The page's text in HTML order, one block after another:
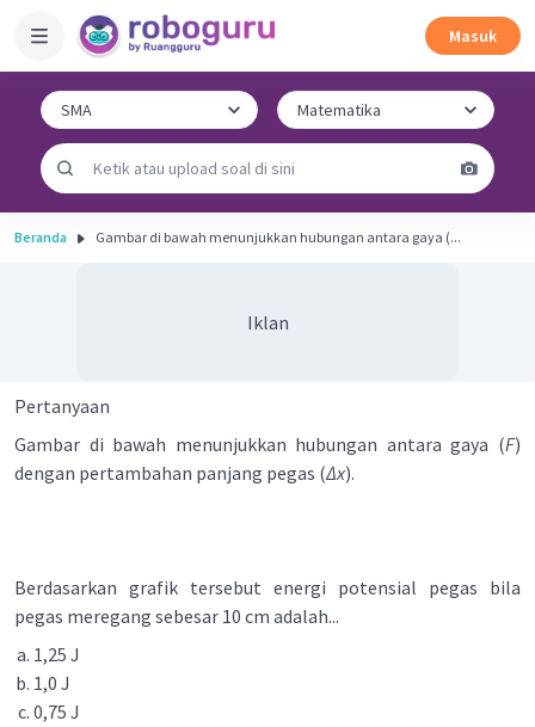
Masuk
Beranda Gambar di bawah menunjukkan hubungan antara gaya (...
Iklan
Pertanyaan
Gambar di bawah menunjukkan hubungan antara gaya (F)
dengan pertambahan panjang pegas (∆x).
Berdasarkan grafik tersebut energi potensial pegas bila
pegas meregang sebesar 10 cm adalah...
1,25 J
1,0 J
0,75 J